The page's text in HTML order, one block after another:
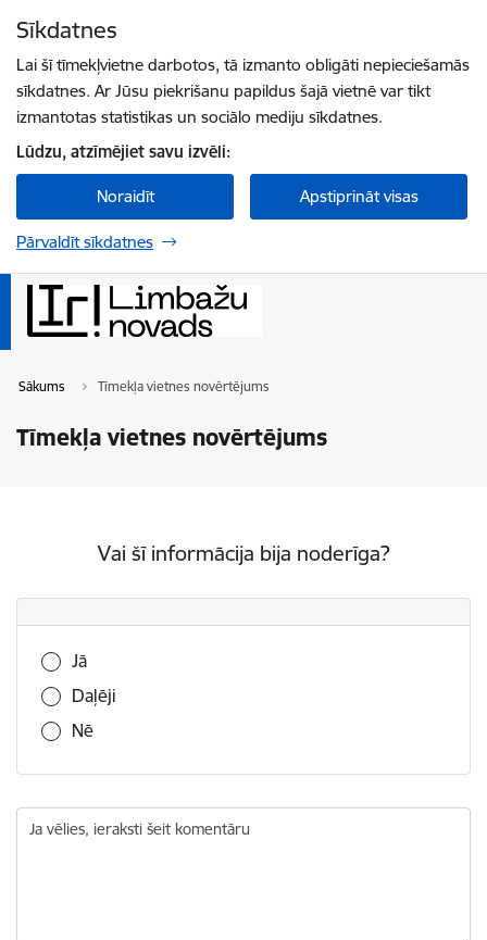
Sīkdatnes
Lai šī tīmekļvietne darbotos, tā izmanto obligāti nepieciešamās
sīkdatnes. Ar Jūsu piekrišanu papildus šajā vietnē var tikt
izmantotas statistikas un sociālo mediju sīkdatnes.
Lūdzu, atzīmējiet savu izvēli:
Noraidīt Apstiprināt visas
Pārvaldīt sīkdatnes
Sākums Tīmekļa vietnes novērtējums
Tīmekļa vietnes novērtējums
Vai šī informācija bija noderīga?
Vai šī informācija bija noderīga?
Jā
Daļēji
Nē
Ja vēlies, ieraksti šeit komentāru